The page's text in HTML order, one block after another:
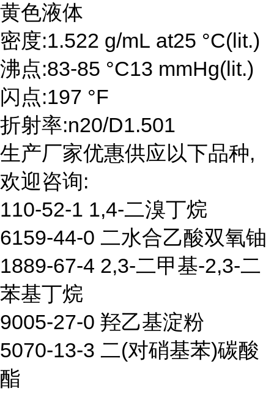
黄色液体
密度:1.522 g/mL at25 °C(lit.)
沸点:83-85 °C13 mmHg(lit.)
闪点:197 °F
折射率:n20/D1.501
生产厂家优惠供应以下品种,
欢迎咨询:
110-52-1 1,4-二溴丁烷
6159-44-0 二水合乙酸双氧铀
1889-67-4 2,3-二甲基-2,3-二
苯基丁烷
9005-27-0 羟乙基淀粉
5070-13-3 二(对硝基苯)碳酸
酯